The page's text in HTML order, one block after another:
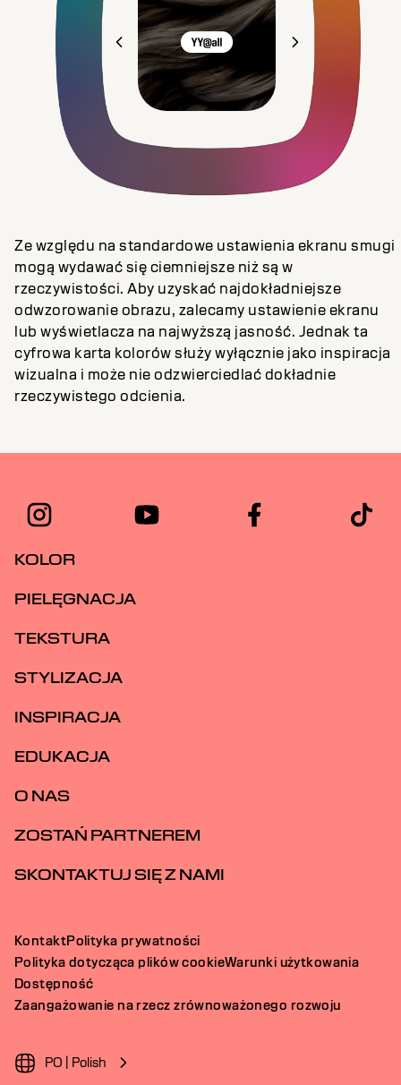
Ze względu na standardowe ustawienia ekranu smugi
mogą wydawać się ciemniejsze niż są w
rzeczywistości. Aby uzyskać najdokładniejsze
odwzorowanie obrazu, zalecamy ustawienie ekranu
lub wyświetlacza na najwyższą jasność. Jednak ta
cyfrowa karta kolorów służy wyłącznie jako inspiracja
wizualna i może nie odzwierciedlać dokładnie
rzeczywistego odcienia.
KOLOR
PIELĘGNACJA
TEKSTURA
STYLIZACJA
INSPIRACJA
EDUKACJA
O NAS
ZOSTAŃ PARTNEREM
SKONTAKTUJ SIĘ Z NAMI
KontaktPolityka prywatności
Polityka dotycząca plików cookieWarunki użytkowania
Dostępność
Zaangażowanie na rzecz zrównoważonego rozwoju
PO | Polish